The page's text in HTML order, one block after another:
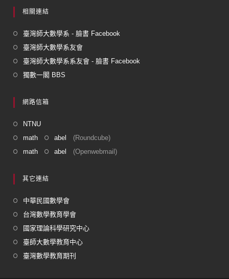
相關連結
臺灣師大數學系 - 臉書 Facebook
臺灣師大數學系友會
臺灣師大數學系系友會 - 臉書 Facebook
獨數一閣 BBS
網路信箱
NTNU
math
abel
(Roundcube)
math
abel (Openwebmail)
其它連結
中華民國數學會
台灣數學教育學會
國家理論科學研究中心
臺師大數學教育中心
臺灣數學教育期刊